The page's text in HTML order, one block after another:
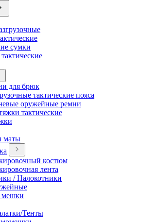
сумки
для брюк
тактические пояса
оружейные ремни
тактические
маты
костюм
лента
/ Налокотники
мешки
Тенты